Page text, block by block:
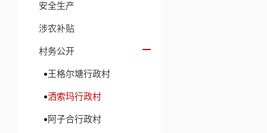
安全生产
涉农补贴
村务公开
王格尔塘行政村
洒索玛行政村
阿子合行政村